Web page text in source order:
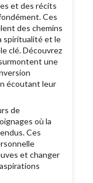
et des récits
Ces
des chemins
spiritualité et le
clé. Découvrez
une
écoutant leur
de
où la
Ces
et changer